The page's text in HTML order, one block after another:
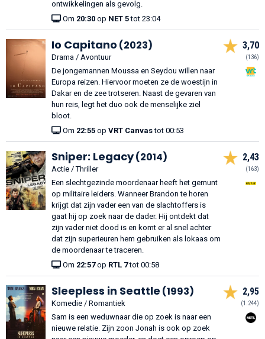
ontwikkelingen als gevolg.
Om 20:30 op NET 5tot 23:04
Io Capitano (2023)
Drama / Avontuur
De jongemannen Moussa en Seydou willen naar
Europa reizen. Hiervoor moeten ze de woestijn in
Dakar en de zee trotseren. Naast de gevaren van
hun reis, legt het duo ook de menselijke ziel
bloot.
Om 22:55 op VRT Canvastot 00:53
3,70
(136)
Sniper: Legacy(2014)
Actie / Thriller
Een slechtgezinde moordenaar heeft het gemunt
op militaire leiders. Wanneer Brandon te horen
krijgt dat zijn vader een van de slachtoffers is
gaat hij op zoek naar de dader. Hij ontdekt dat
zijn vader niet dood is en komt er al snel achter
dat zijn superieuren hem gebruiken als lokaas om
de moordenaar te traceren.
Om 22:57op RTL 7tot 00:58
2,43
(163)
Sleepless in Seattle (1993)
Komedie / Romantiek
Sam is een weduwnaar die op zoek is naar een
nieuwe relatie. Zijn zoon Jonah is ook op zoek
2,95
(1.244)